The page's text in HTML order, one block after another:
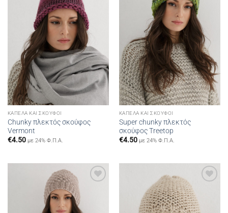
ΚΑΠΈΛΑ ΚΑΙ ΣΚΟΎΦΟΙ
Chunky πλεκτός σκούφος
Vermont
€4.50 με 24% Φ.Π.Α.
ΚΑΠΈΛΑ ΚΑΙ ΣΚΟΎΦΟΙ
Super chunky πλεκτός
σκούφος Treetop
€4.50 με 24% Φ.Π.Α.
wishlist